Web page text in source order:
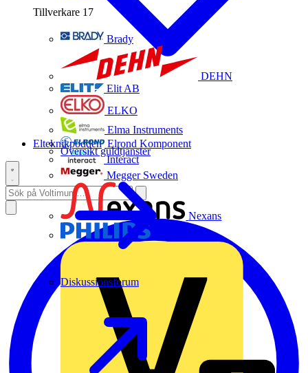
Tillverkare 17
Brady
DEHN
Elit AB
ELKO
Elma Instruments
Elrond Komponent
Interact
Megger Sweden
Nexans
Översikt guldtjänster
Diskussionsforum
Elteknikpodden